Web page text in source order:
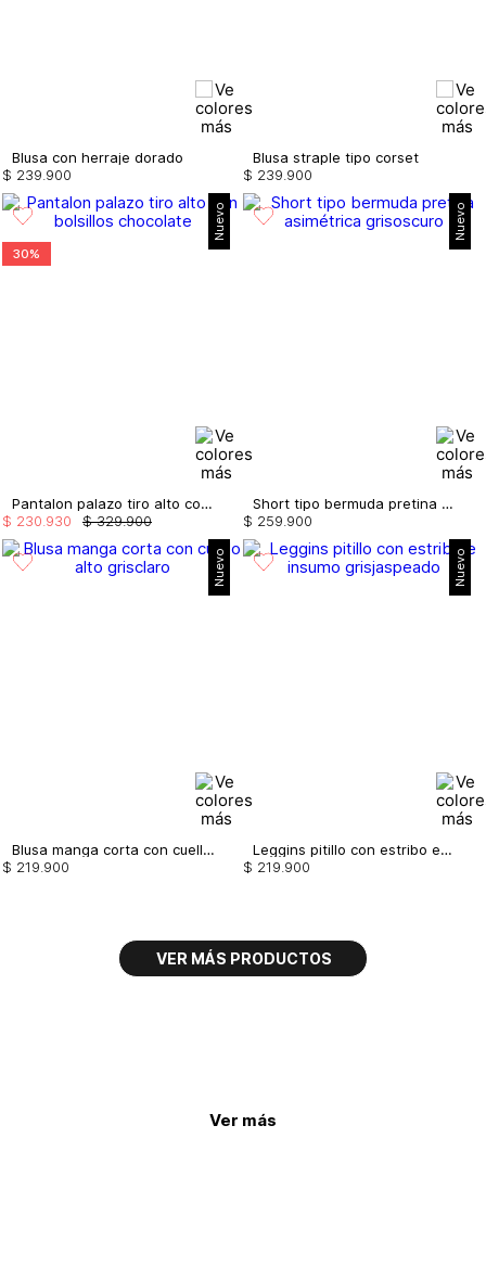
Blusa con herraje dorado
$ 239.900
Blusa straple tipo corset
$ 239.900
Nuevo
30%
Pantalon palazo tiro alto con bolsillos
$ 329.900
$ 230 930
Nuevo
Short tipo bermuda pretina asimétrica
$ 259 900
Nuevo
Blusa manga corta con cuello alto
$ 219 900
Nuevo
Leggins pitillo con estribo e insumo
$ 219 900
Ver más